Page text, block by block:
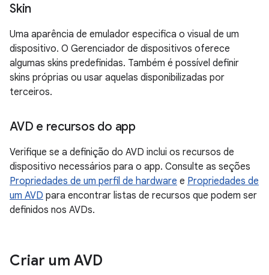
Skin
Uma aparência de emulador especifica o visual de um
dispositivo. O Gerenciador de dispositivos oferece
algumas skins predefinidas. Também é possível definir
skins próprias ou usar aquelas disponibilizadas por
terceiros.
AVD e recursos do app
Verifique se a definição do AVD inclui os recursos de
dispositivo necessários para o app. Consulte as seções
Propriedades de um perfil de hardware e Propriedades de
um AVD para encontrar listas de recursos que podem ser
definidos nos AVDs.
Criar um AVD